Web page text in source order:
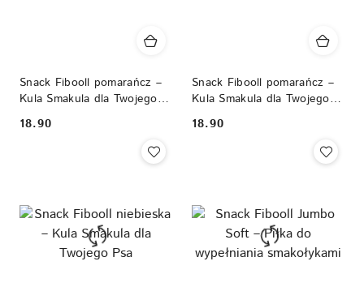
Snack Fibooll pomarańcz –
Kula Smakula dla Twojego
Psa
Cena:
18.90
Snack Fibooll pomarańcz –
Kula Smakula dla Twojego
Psa
Cena:
18.90